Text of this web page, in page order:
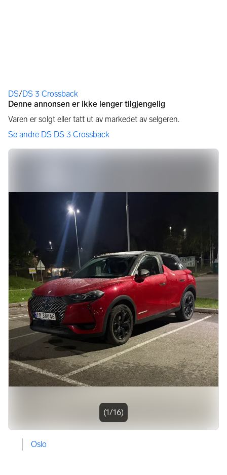
Du er her
DS/DS 3 Crossback
Bildegalleri
(1/16)
Oslo